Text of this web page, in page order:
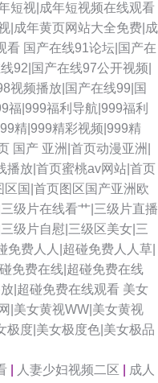
短视|成年短视频在线观看
|成年黄页网站大全免费|成
看 国产在线91论坛|国产在
92|国产在线97公开视频|
视频播放|国产在线99|国
福|999福利导航|999福利
精|999精彩视频|999精
国产 亚洲|首页动漫亚洲|
播放|首页蜜桃av网站|首页
国|首页图区国产亚洲欧
级片在线看艹|三级片直播
级片自慰|三级区美女|三
免费人人|超碰免费人人草|
免费在线|超碰免费在线
|超碰免费在线观看 美女
|美女黄视WW|美女黄视
极度|美女极度色|美女极品
人妻少妇视频二区 成人